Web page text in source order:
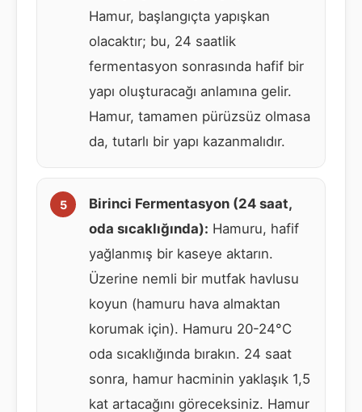
Hamur, başlangıçta yapışkan
olacaktır; bu, 24 saatlik
fermentasyon sonrasında hafif bir
yapı oluşturacağı anlamına gelir.
Hamur, tamamen pürüzsüz olmasa
da, tutarlı bir yapı kazanmalıdır.
Birinci Fermentasyon (24 saat,
oda sıcaklığında): Hamuru, hafif
yağlanmış bir kaseye aktarın.
Üzerine nemli bir mutfak havlusu
koyun (hamuru hava almaktan
korumak için). Hamuru 20-24°C
oda sıcaklığında bırakın. 24 saat
sonra, hamur hacminin yaklaşık 1,5
kat artacağını göreceksiniz. Hamur